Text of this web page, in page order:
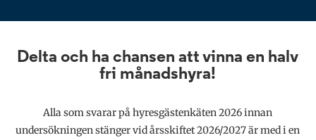
Delta och ha chansen att vinna en halv
fri månadshyra!
Alla som svarar på hyresgästenkäten 2026 innan
undersökningen stänger vid årsskiftet 2026/2027 är med i en